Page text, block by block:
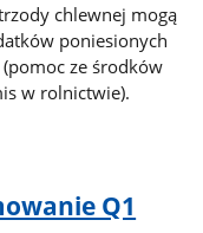
chlewnej mogą
poniesionych
(pomoc ze środków
w rolnictwie).
Q1